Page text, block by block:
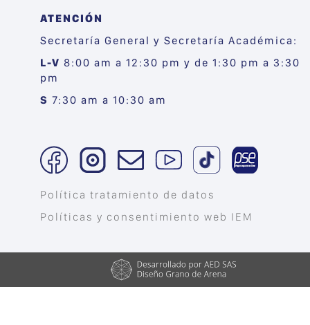
ATENCIÓN
Secretaría General y Secretaría Académica:
L-V 8:00 am a 12:30 pm y de 1:30 pm a 3:30
pm
S7:30 am a 10:30 am
Política tratamiento de datos
Políticas y consentimiento web IEM